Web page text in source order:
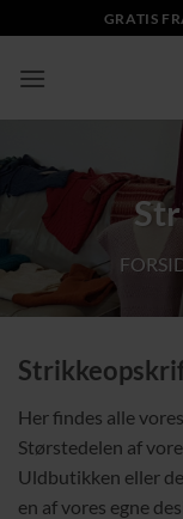
til
indhold
GRATIS
Her findes alle
Størstedelen af
Uldbutikken eller
en af vores egne